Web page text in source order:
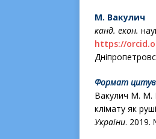
М. Вакулич
канд. екон.
https://
Формат
Вакулич М. М.
клімату як
України. 2019.